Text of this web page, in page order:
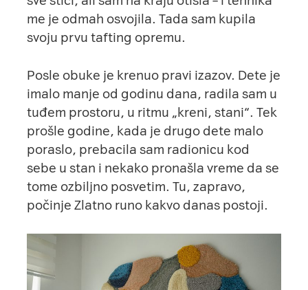
me je odmah osvojila. Tada sam kupila
svoju prvu tafting opremu.
Posle obuke je krenuo pravi izazov. Dete je
imalo manje od godinu dana, radila sam u
tuđem prostoru, u ritmu „kreni, stani“. Tek
prošle godine, kada je drugo dete malo
poraslo, prebacila sam radionicu kod
sebe u stan i nekako pronašla vreme da se
tome ozbiljno posvetim. Tu, zapravo,
počinje Zlatno runo kakvo danas postoji.